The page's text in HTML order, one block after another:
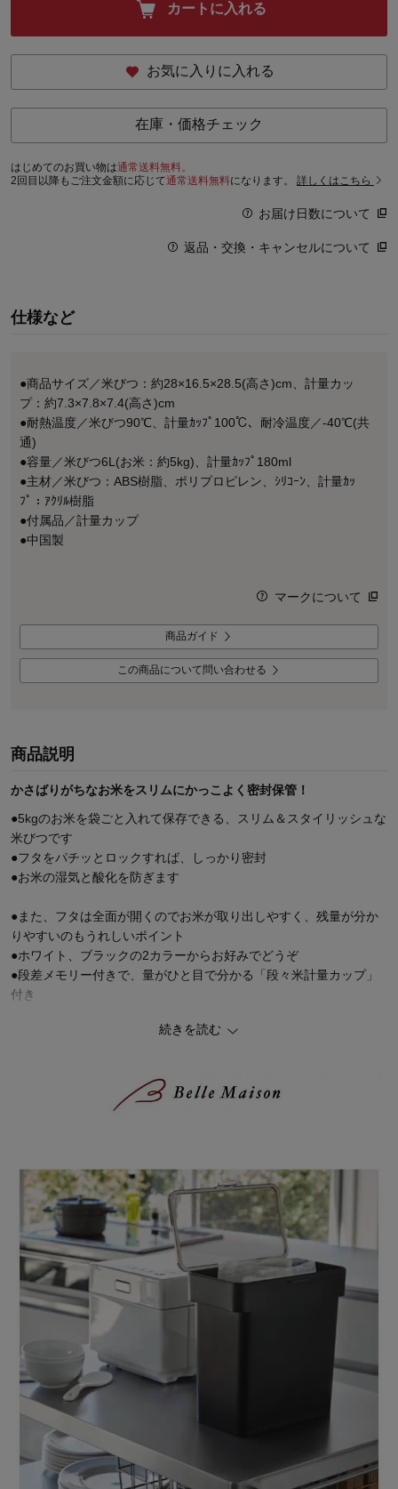
カートに入れる
お気に入りに入れる
在庫・価格チェック
はじめてのお買い物は通常送料無料。
2回目以降もご注文金額に応じて通常送料無料になります。 詳しくはこちら
お届け日数について
返品・交換・キャンセルについて
仕様など
●商品サイズ／米びつ：約28×16.5×28.5(高さ)cm、計量カッ
プ：約7.3×7.8×7.4(高さ)cm
●耐熱温度／米びつ90℃、計量ｶｯﾌﾟ100℃、耐冷温度／-40℃(共
通)
●容量／米びつ6L(お米：約5kg)、計量ｶｯﾌﾟ180ml
●主材／米びつ：ABS樹脂、ポリプロピレン、ｼﾘｺｰﾝ、計量ｶｯ
ﾌﾟ：ｱｸﾘﾙ樹脂
●付属品／計量カップ
●中国製
マークについて
商品ガイド
この商品について問い合わせる
商品説明
かさばりがちなお米をスリムにかっこよく密封保管！
●5kgのお米を袋ごと入れて保存できる、スリム＆スタイリッシュな
米びつです
●フタをパチッとロックすれば、しっかり密封
●お米の湿気と酸化を防ぎます
●また、フタは全面が開くのでお米が取り出しやすく、残量が分か
りやすいのもうれしいポイント
●ホワイト、ブラックの2カラーからお好みでどうぞ
●段差メモリー付きで、量がひと目で分かる「段々米計量カップ」
付き
タワーを販売する山崎実業（ヤマザキジツギョウ）は大正初期に創
業した歴史のあるインテリア雑貨メーカーです
モダン、スタイリッシュ、シンプルにデザインされながら、機能性
にもこだわった使い勝手のよいアイテムは、様々なシーンに違和感
なく使用できる人気のブランドです
#ライスストッカー
続きを読む